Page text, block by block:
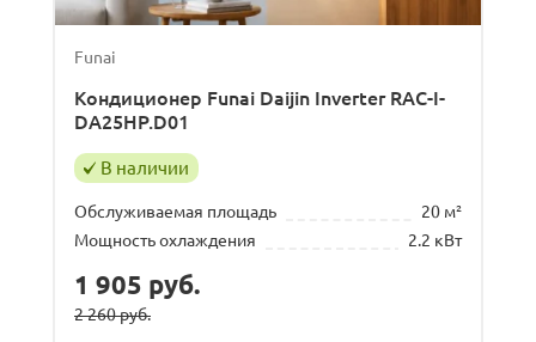
TCL
Обслуживаемая площадь
м²
Тип внутреннего блока
Настенный
Funai
Кондиционер Funai Daijin Inverter RAC-I-
DA25HP.D01
В наличии
Обслуживаемая площадь
20 м²
Мощность охлаждения
2.2 кВт
2 260руб.
1 905 руб.